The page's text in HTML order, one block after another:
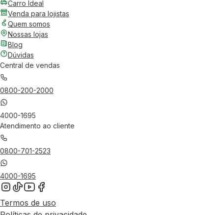
Carro Ideal
Venda para lojistas
Quem somos
Nossas lojas
Blog
Dúvidas
Central de vendas
0800-200-2000
4000-1695
Atendimento ao cliente
0800-701-2523
4000-1695
Termos de uso